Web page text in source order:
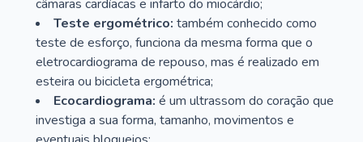
câmaras cardíacas e infarto do miocárdio;
Teste ergométrico: também conhecido como
teste de esforço, funciona da mesma forma que o
eletrocardiograma de repouso, mas é realizado em
esteira ou bicicleta ergométrica;
Ecocardiograma: é um ultrassom do coração que
investiga a sua forma, tamanho, movimentos e